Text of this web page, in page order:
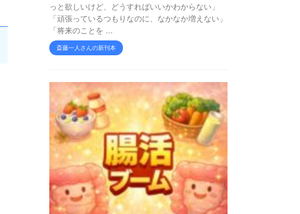
っと欲しいけど、どうすればいいかわからない」
「頑張っているつもりなのに、なかなか増えない」
「将来のことを ...
斎藤一人さんの新刊本